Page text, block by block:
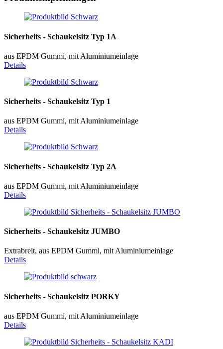
Sicherheits - Schaukelsitz Typ 1A
aus EPDM Gummi, mit Aluminiumeinlage
Details
Sicherheits - Schaukelsitz Typ 1
aus EPDM Gummi, mit Aluminiumeinlage
Details
Sicherheits - Schaukelsitz Typ 2A
aus EPDM Gummi, mit Aluminiumeinlage
Details
Sicherheits - Schaukelsitz JUMBO
Extrabreit, aus EPDM Gummi, mit Aluminiumeinlage
Details
Sicherheits - Schaukelsitz PORKY
aus EPDM Gummi, mit Aluminiumeinlage
Details